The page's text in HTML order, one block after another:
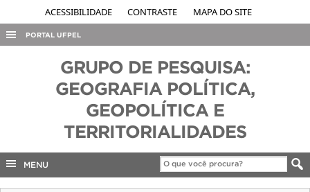
ACESSIBILIDADE CONTRASTE MAPA DO SITE
PORTAL UFPEL
AUDITORIA
CONCURSOS
EDITAIS
INTERNACIONAL
GRUPO DE PESQUISA:
GEOGRAFIA POLÍTICA,
GEOPOLÍTICA E
TERRITORIALIDADES
MENU